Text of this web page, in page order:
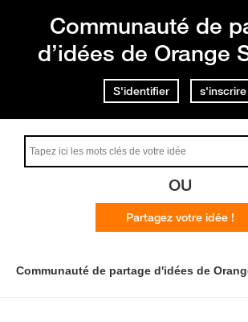
Communauté de
d’idées de Orange
S'identifier s'inscrire
OU
Partagez votre idée !
Communauté de partage d'idées de